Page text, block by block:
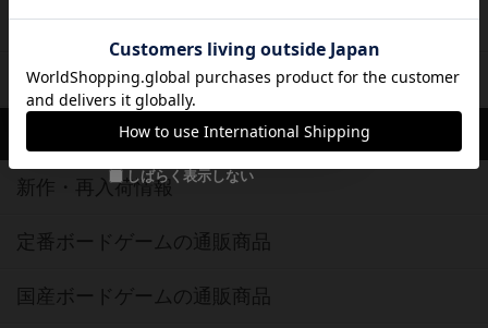
または
メールで会員登録
しばらく表示しない
ボードゲーム業界コラム
ボドゲーマご利用案内
ボードゲーム通販
新作・再入荷情報
定番ボードゲームの通販商品
国産ボードゲームの通販商品